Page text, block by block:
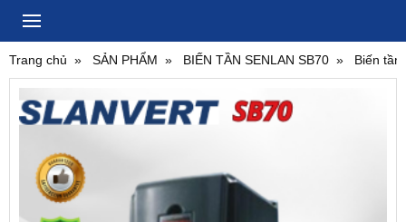
Trang chủ SẢN PHẨM BIẾN TẦN SENLAN SB70 Biến tần